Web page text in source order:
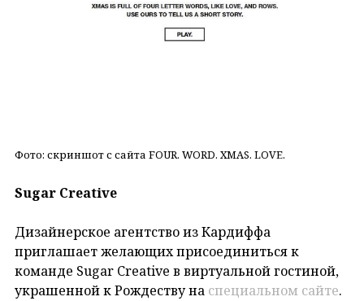
Фото: скриншот с сайта FOUR. WORD. XMAS. LOVE.
Sugar Creative
Дизайнерское агентство из Кардиффа
приглашает желающих присоединиться к
команде Sugar Creative в виртуальной гостиной,
украшенной к Рождеству на специальном сайте.